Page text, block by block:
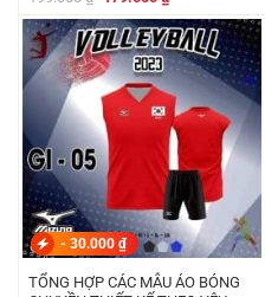
là:
199.000 ₫.
hiện
tại
là:
179.000 ₫.
- 30.000 ₫
TỔNG HỢP CÁC MẪU ÁO BÓNG